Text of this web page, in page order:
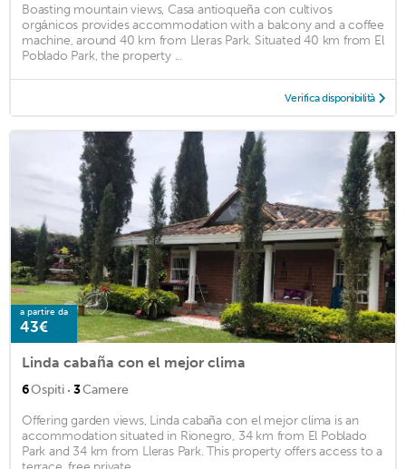
Boasting mountain views, Casa antioqueña con cultivos
orgánicos provides accommodation with a balcony and a coffee
machine, around 40 km from Lleras Park. Situated 40 km from El
Poblado Park, the property ...
Verifica disponibilità
a partire da
43€
Linda cabaña con el mejor clima
6Ospiti · 3Camere
Offering garden views, Linda cabaña con el mejor clima is an
accommodation situated in Rionegro, 34 km from El Poblado
Park and 34 km from Lleras Park. This property offers access to a